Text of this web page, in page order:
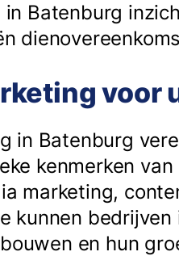
Batenburg
voor
in Batenburg
kenmerken
marketing,
kunnen
en hun